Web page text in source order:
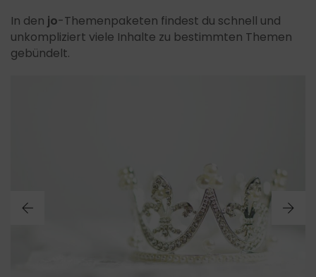
In den jo-Themenpaketen findest du schnell und
unkompliziert viele Inhalte zu bestimmten Themen
gebündelt.